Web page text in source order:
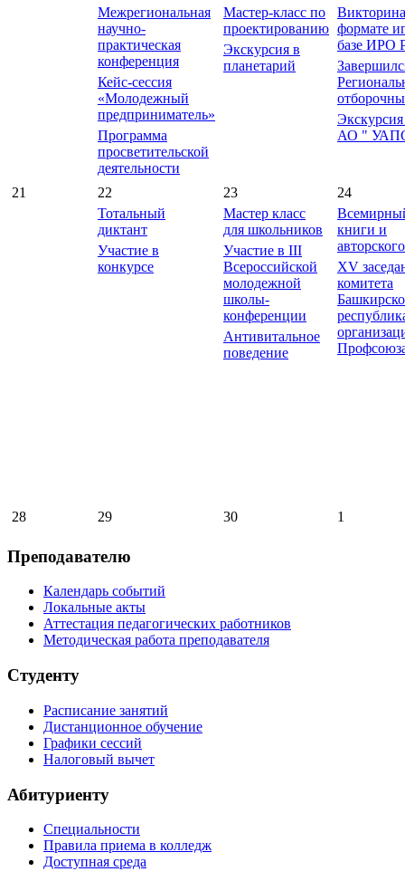
Межрегиональная
научно-
практическая
конференция
Кейс-сессия
«Молодежный
предприниматель»
Программа
просветительской
деятельности
Мастер-класс по
проектированию
Экскурсия в
планетарий
формате
базе ИРО
АО "
21
22
Тотальный
диктант
Участие в
конкурсе
23
Мастер класс
для школьников
Участие в III
Всероссийской
молодежной
школы-
конференции
Антивитальное
поведение
24
книги и
XV
комитета
28 29 30 1
Преподавателю
Календарь событий
Локальные акты
Аттестация педагогических работников
Методическая работа преподавателя
Студенту
Расписание занятий
Дистанционное обучение
Графики сессий
Налоговый вычет
Абитуриенту
Специальности
Правила приема в колледж
Доступная среда